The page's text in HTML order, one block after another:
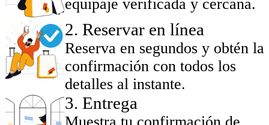
equipaje verificada y cercana.
2. Reservar en línea
Reserva en segundos y obtén la
confirmación con todos los
detalles al instante.
3. Entrega